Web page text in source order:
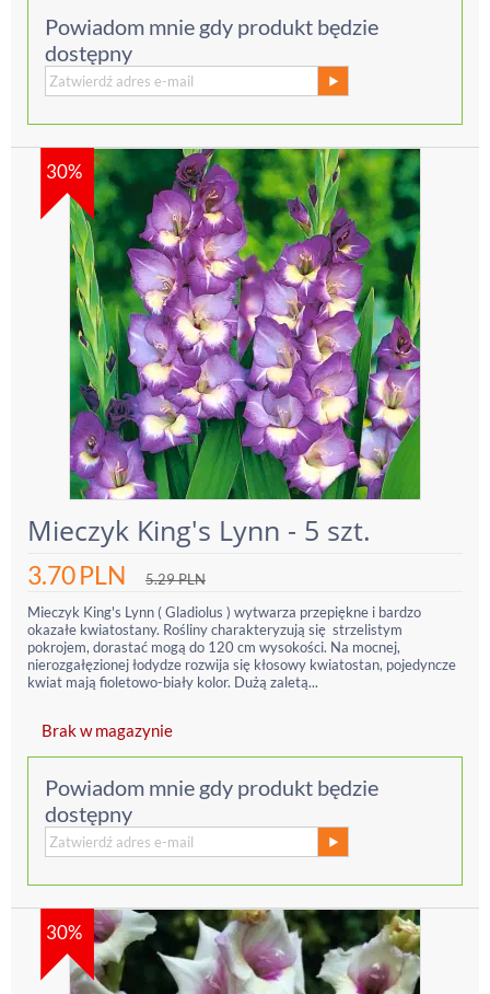
Powiadom mnie gdy produkt będzie
dostępny
30%
Mieczyk King's Lynn - 5 szt.
3.70PLN 5.29PLN
Mieczyk King's Lynn ( Gladiolus ) wytwarza przepiękne i bardzo
okazałe kwiatostany. Rośliny charakteryzują się strzelistym
pokrojem, dorastać mogą do 120 cm wysokości. Na mocnej,
nierozgałęzionej łodydze rozwija się kłosowy kwiatostan, pojedyncze
kwiat mają fioletowo-biały kolor. Dużą zaletą...
Brak w magazynie
Powiadom mnie gdy produkt będzie
dostępny
30%